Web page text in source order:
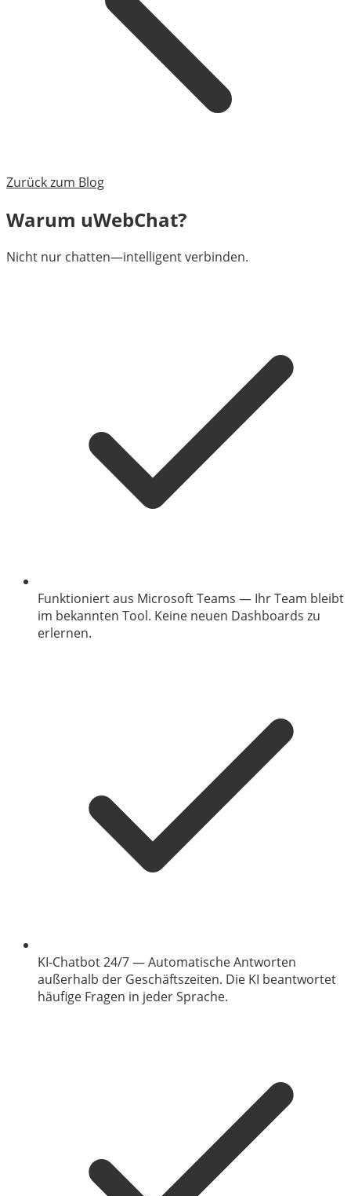
Zurück zum Blog
Warum uWebChat?
Nicht nur chatten—intelligent verbinden.
Funktioniert aus Microsoft Teams — Ihr Team bleibt
im bekannten Tool. Keine neuen Dashboards zu
erlernen.
KI-Chatbot 24/7—Automatische Antworten
außerhalb der Geschäftszeiten. Die KI beantwortet
häufige Fragen in jeder Sprache.